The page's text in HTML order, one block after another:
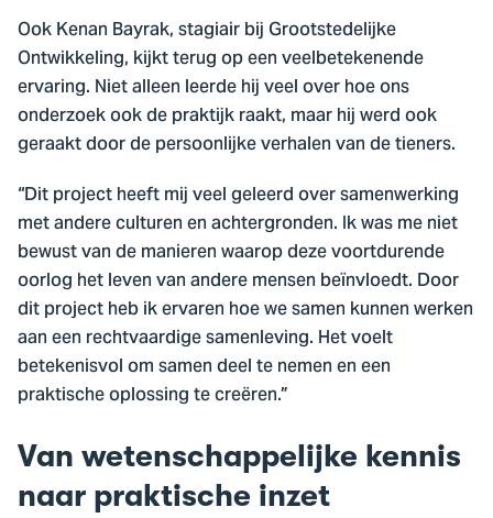
Ook Kenan Bayrak, stagiair bij Grootstedelijke
Ontwikkeling, kijkt terug op een veelbetekenende
ervaring. Niet alleen leerde hij veel over hoe ons
onderzoek ook de praktijk raakt, maar hij werd ook
geraakt door de persoonlijke verhalen van de tieners.
“Dit project heeft mij veel geleerd over samenwerking
met andere culturen en achtergronden. Ik was me niet
bewust van de manieren waarop deze voortdurende
oorlog het leven van andere mensen beïnvloedt. Door
dit project heb ik ervaren hoe we samen kunnen werken
aan een rechtvaardige samenleving. Het voelt
betekenisvol om samen deel te nemen en een
praktische oplossing te creëren.”
Van wetenschappelijke kennis
naar praktische inzet